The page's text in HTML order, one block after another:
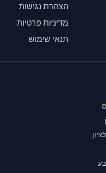
הצהרת נגישות
מדיניות פרטיות
תנאי שימוש